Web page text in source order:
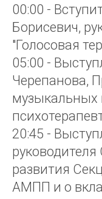
00:00 -
Борисевич,
"Голосовая
05:00 -
Черепанова,
музыкальных
20:45 -
развития
АМПП и о